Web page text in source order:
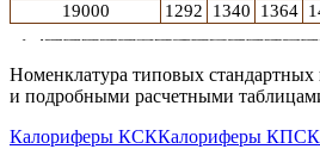
19000
1292 1340 1364
Номенклатура типовых
и подробными расчетными таблицами
Калориферы КСККалориферы КПСК